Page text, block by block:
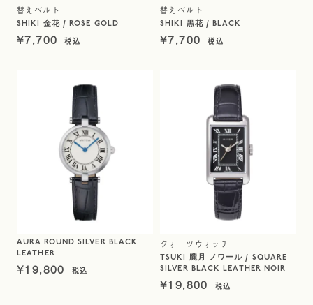
替えベルト
SHIKI 金花 / ROSE GOLD
¥7,700
替えベルト
SHIKI 黒花 / BLACK
¥7,700
AURA ROUND SILVER BLACK
LEATHER
¥19,800
クォーツウォッチ
TSUKI 朧月 ノワール / SQUARE
SILVER BLACK LEATHER NOIR
¥19,800